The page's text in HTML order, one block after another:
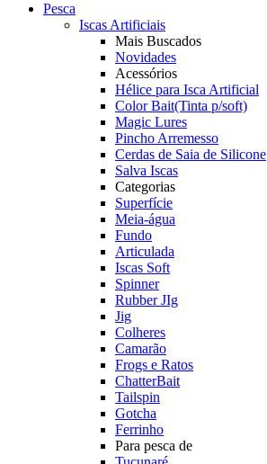
Pesca
Iscas Artificiais
Mais Buscados
Novidades
Acessórios
Hélice para Isca Artificial
Color Bait(Tinta p/soft)
Magic Lures
Pincho Arremesso
Cerdas de Saia de Silicone
Salva Iscas
Categorias
Superfície
Meia-água
Fundo
Articulada
Iscas Soft
Spinner
Rubber JIg
Jig
Colheres
Camarão
Frogs e Ratos
ChatterBait
Tailspin
Gotcha
Ferrinho
Para pesca de